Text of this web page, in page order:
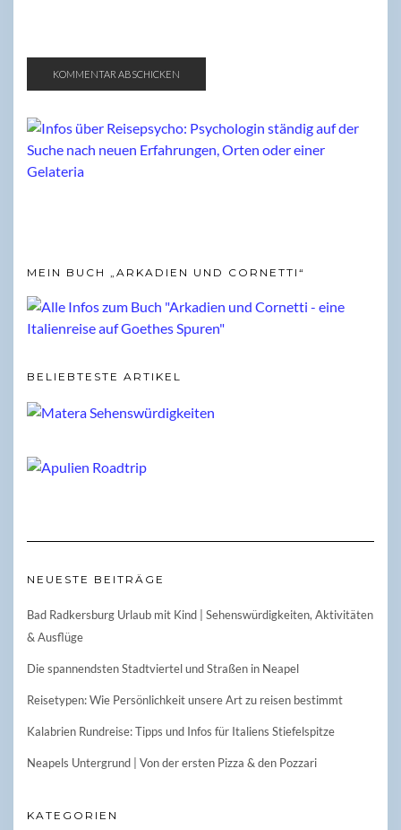
MEIN BUCH „ARKADIEN UND CORNETTI“
BELIEBTESTE ARTIKEL
NEUESTE BEITRÄGE
Bad Radkersburg Urlaub mit Kind | Sehenswürdigkeiten, Aktivitäten
& Ausflüge
Die spannendsten Stadtviertel und Straßen in Neapel
Reisetypen: Wie Persönlichkeit unsere Art zu reisen bestimmt
Kalabrien Rundreise: Tipps und Infos für Italiens Stiefelspitze
Neapels Untergrund | Von der ersten Pizza & den Pozzari
KATEGORIEN